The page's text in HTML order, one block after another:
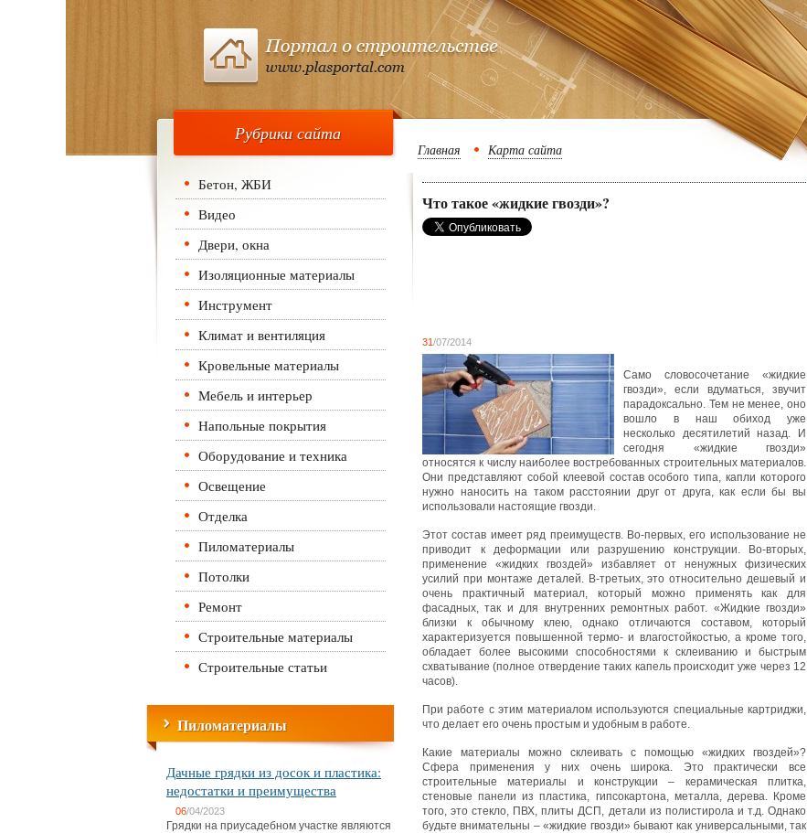
Рубрики сайта
Бетон, ЖБИ
Видео
Двери, окна
Изоляционные материалы
Инструмент
Климат и вентиляция
Кровельные материалы
Мебель и интерьер
Напольные покрытия
Оборудование и техника
Освещение
Отделка
Пиломатериалы
Потолки
Ремонт
Строительные материалы
Строительные статьи
Пиломатериалы
Дачные грядки из досок и пластика:
недостатки и преимущества
06/04/2023
Грядки на приусадебном участке являются
Главная Карта сайта
Что такое «жидкие гвозди»?
31/07/2014
Само словосочетание «жидкие
гвозди», если вдуматься, звучит
парадоксально. Тем не менее, оно
вошло в наш обиход уже
несколько десятилетий назад. И
сегодня «жидкие гвозди»
относятся к числу наиболее востребованных строительных материалов.
Они представляют собой клеевой состав особого типа, капли которого
нужно наносить на таком расстоянии друг от друга, как если бы вы
использовали настоящие гвозди.
Этот состав имеет ряд преимуществ. Во-первых, его использование не
приводит к деформации или разрушению конструкции. Во-вторых,
применение «жидких гвоздей» избавляет от ненужных физических
усилий при монтаже деталей. В-третьих, это относительно дешевый и
очень практичный материал, который можно применять как для
фасадных, так и для внутренних ремонтных работ. «Жидкие гвозди»
близки к обычному клею, однако отличаются составом, который
характеризуется повышенной термо- и влагостойкостью, а кроме того,
обладает более высокими способностями к склеиванию и быстрым
схватывание (полное отвердение таких капель происходит уже через 12
часов).
При работе с этим материалом используются специальные картриджи,
что делает его очень простым и удобным в работе.
Какие материалы можно склеивать с помощью «жидких гвоздей»?
Сфера применения у них очень широка. Это практически все
строительные материалы и конструкции – керамическая плитка,
стеновые панели из пластика, гипсокартона, металла, дерева. Кроме
того, это стекло, ПВХ, плиты ДСП, детали из полистирола и т.д. Однако
будьте внимательны – «жидкие гвозди» бывают как универсальными, так